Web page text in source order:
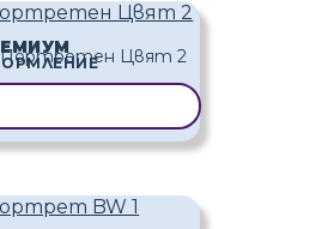
Цвят 2
BW 1